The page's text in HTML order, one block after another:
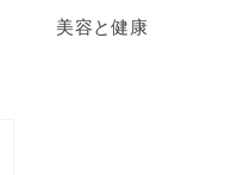
美容と健康